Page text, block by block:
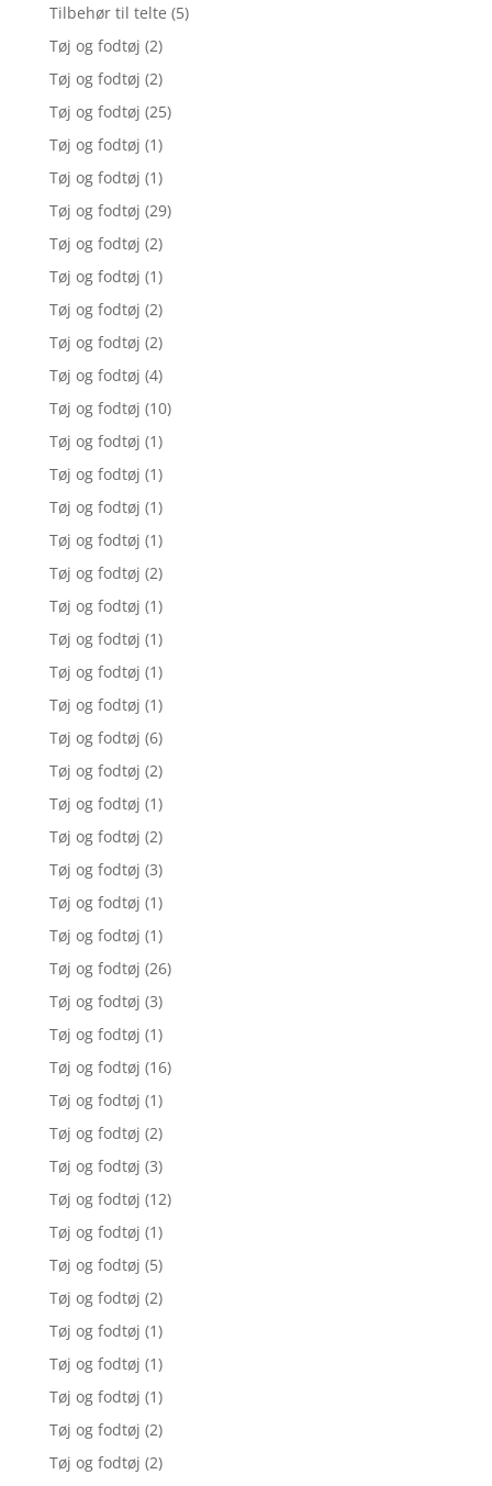
Tilbehør til telte (5)
Tøj og fodtøj (2)
Tøj og fodtøj (2)
Tøj og fodtøj (25)
Tøj og fodtøj (1)
Tøj og fodtøj (1)
Tøj og fodtøj (29)
Tøj og fodtøj (2)
Tøj og fodtøj (1)
Tøj og fodtøj (2)
Tøj og fodtøj (2)
Tøj og fodtøj (4)
Tøj og fodtøj (10)
Tøj og fodtøj (1)
Tøj og fodtøj (1)
Tøj og fodtøj (1)
Tøj og fodtøj (1)
Tøj og fodtøj (2)
Tøj og fodtøj (1)
Tøj og fodtøj (1)
Tøj og fodtøj (1)
Tøj og fodtøj (1)
Tøj og fodtøj (6)
Tøj og fodtøj (2)
Tøj og fodtøj (1)
Tøj og fodtøj (2)
Tøj og fodtøj (3)
Tøj og fodtøj (1)
Tøj og fodtøj (1)
Tøj og fodtøj (26)
Tøj og fodtøj (3)
Tøj og fodtøj (1)
Tøj og fodtøj (16)
Tøj og fodtøj (1)
Tøj og fodtøj (2)
Tøj og fodtøj (3)
Tøj og fodtøj (12)
Tøj og fodtøj (1)
Tøj og fodtøj (5)
Tøj og fodtøj (2)
Tøj og fodtøj (1)
Tøj og fodtøj (1)
Tøj og fodtøj (1)
Tøj og fodtøj (2)
Tøj og fodtøj (2)